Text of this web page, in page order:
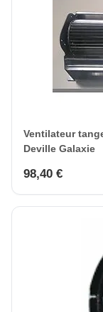
Ventilateur
Deville Galaxie
98,40 €